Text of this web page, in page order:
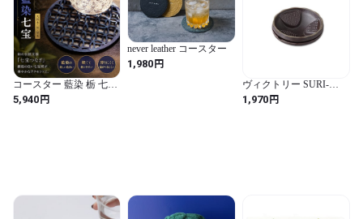
コースター 藍染 栃 七宝
日本製
5,940円
never leather コースター
1,980円
ヴィクトリー SURI-
USU(すりうす) 127748
1,970円